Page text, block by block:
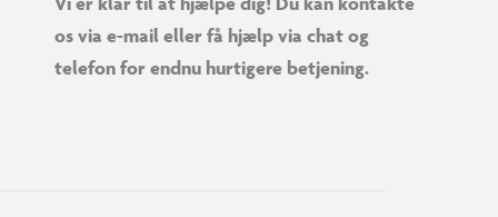
os via e-mail eller få hjælp via chat og
telefon for endnu hurtigere betjening.